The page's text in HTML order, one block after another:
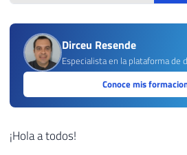
Dirceu Resende
Especialista en la plataforma de
Conoce mis
¡Hola a todos!